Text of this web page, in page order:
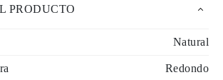
PRODUCTO
Natural
Redondo